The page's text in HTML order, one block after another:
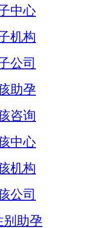
中心
机构
公司
助孕
咨询
中心
机构
公司
别助孕